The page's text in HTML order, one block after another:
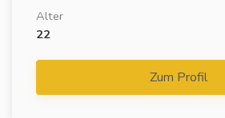
Alter
22
Zum Profil